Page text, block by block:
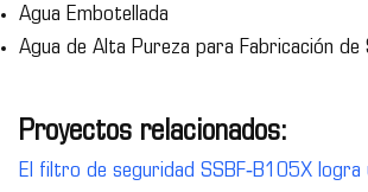
Agua Embotellada
Agua de Alta Pureza para Fabricación de
Proyectos relacionados:
El filtro de seguridad SSBF‑B105X logra